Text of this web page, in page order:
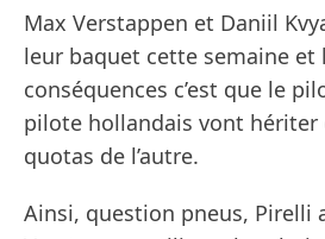
Max Verstappen et Daniil
leur baquet cette semaine et
conséquences c’est que le
pilote hollandais vont hériter
quotas de l’autre.
Ainsi, question pneus, Pirelli